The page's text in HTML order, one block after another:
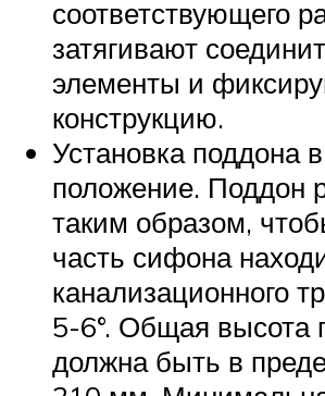
соответствующего
затягивают
элементы и
конструкцию.
Установка поддона
положение. Поддон
таким образом,
часть сифона
канализационного
5-6°. Общая высота
должна быть в